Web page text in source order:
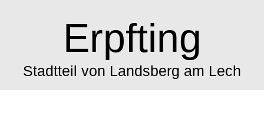
Erpfting
Stadtteil von Landsberg am Lech